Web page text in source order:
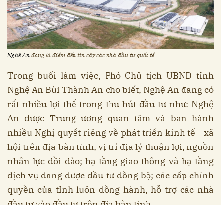
Nghệ An đang là điểm đến tin cậy các nhà đầu tư quốc tế
Trong buổi làm việc, Phó Chủ tịch UBND tỉnh
Nghệ An Bùi Thành An cho biết, Nghệ An đang có
rất nhiều lợi thế trong thu hút đầu tư như: Nghệ
An được Trung ương quan tâm và ban hành
nhiều Nghị quyết riêng về phát triển kinh tế - xã
hội trên địa bàn tỉnh; vị trí địa lý thuận lợi; nguồn
nhân lực dồi dào; hạ tầng giao thông và hạ tầng
dịch vụ đang được đầu tư đồng bộ; các cấp chính
quyền của tỉnh luôn đồng hành, hỗ trợ các nhà